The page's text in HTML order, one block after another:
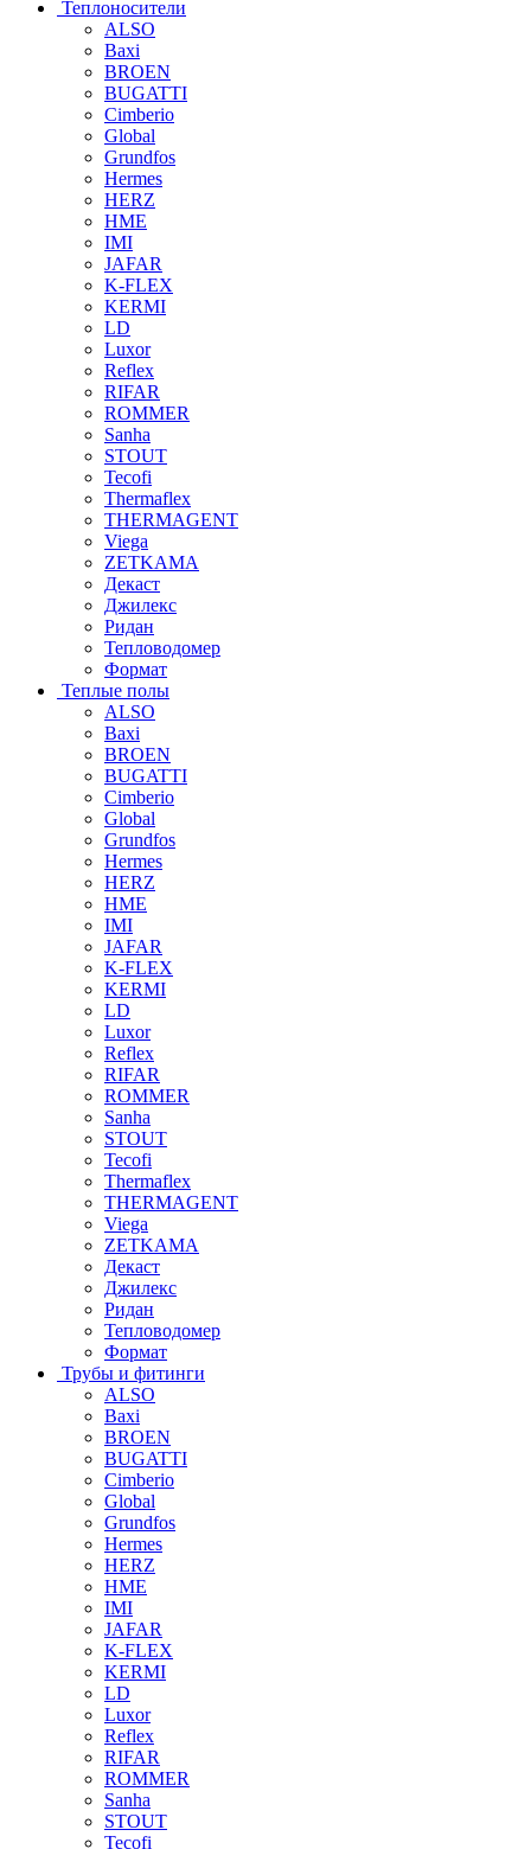
Теплоносители
ALSO
Baxi
BROEN
BUGATTI
Cimberio
Global
Grundfos
Hermes
HERZ
HME
IMI
JAFAR
K-FLEX
KERMI
LD
Luxor
Reflex
RIFAR
ROMMER
Sanha
STOUT
Tecofi
Thermaflex
THERMAGENT
Viega
ZETKAMA
Декаст
Джилекс
Ридан
Тепловодомер
Формат
Теплые полы
ALSO
Baxi
BROEN
BUGATTI
Cimberio
Global
Grundfos
Hermes
HERZ
HME
IMI
JAFAR
K-FLEX
KERMI
LD
Luxor
Reflex
RIFAR
ROMMER
Sanha
STOUT
Tecofi
Thermaflex
THERMAGENT
Viega
ZETKAMA
Декаст
Джилекс
Ридан
Тепловодомер
Формат
Трубы и фитинги
ALSO
Baxi
BROEN
BUGATTI
Cimberio
Global
Grundfos
Hermes
HERZ
HME
IMI
JAFAR
K-FLEX
KERMI
LD
Luxor
Reflex
RIFAR
ROMMER
Sanha
STOUT
Tecofi